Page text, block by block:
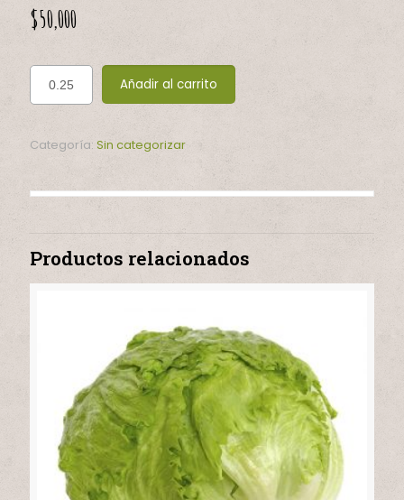
$50,000
Añadir al carrito
Categoría: Sin categorizar
Productos relacionados